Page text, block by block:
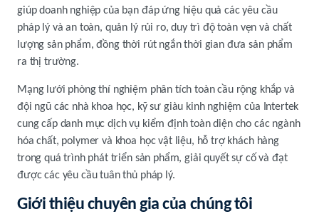
giúp doanh nghiệp của bạn đáp ứng hiệu quả các yêu cầu
pháp lý và an toàn, quản lý rủi ro, duy trì độ toàn vẹn và chất
lượng sản phẩm, đồng thời rút ngắn thời gian đưa sản phẩm
ra thị trường.
Mạng lưới phòng thí nghiệm phân tích toàn cầu rộng khắp và
đội ngũ các nhà khoa học, kỹ sư giàu kinh nghiệm của Intertek
cung cấp danh mục dịch vụ kiểm định toàn diện cho các ngành
hóa chất, polymer và khoa học vật liệu, hỗ trợ khách hàng
trong quá trình phát triển sản phẩm, giải quyết sự cố và đạt
được các yêu cầu tuân thủ pháp lý.
Giới thiệu chuyên gia của chúng tôi